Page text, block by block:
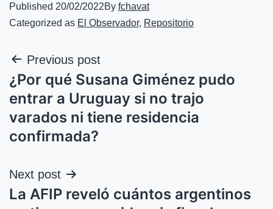
Published 20/02/2022By fchavat
Categorized as El Observador, Repositorio
Previous post
¿Por qué Susana Giménez pudo
entrar a Uruguay si no trajo
varados ni tiene residencia
confirmada?
Next post
La AFIP reveló cuántos argentinos